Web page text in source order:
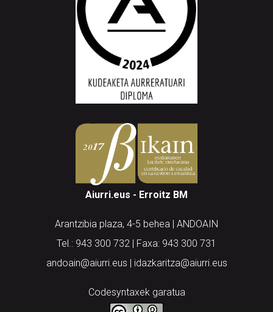
Aiurri.eus - Erroitz BM
Arantzibia plaza, 4-5 behea | ANDOAIN
Tel.: 943 300 732 | Faxa: 943 300 731
andoain@aiurri.eus | idazkaritza@aiurri.eus
Codesyntaxek garatua